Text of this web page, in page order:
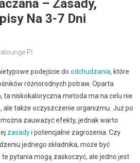
– Zasady,
Na 3-7 Dni
podejście do odchudzania, które
różnorodnych potraw. Oparta
ta niskokaloryczna metoda ma na celu nie
ale także oczyszczenie organizmu. Już po
zauważyć efekty, jednak warto
zasadyi potencjalne zagrożenia. Czy
jednego składnika, może być
pytania mogą zaskoczyć, ale jedno jest